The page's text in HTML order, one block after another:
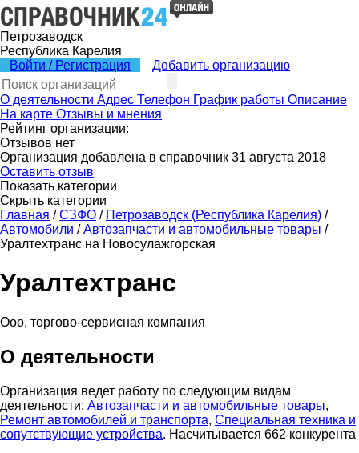
Петрозаводск
Республика Карелия
Войти / Регистрация
Добавить организацию
О деятельности Адрес Телефон График работы Описание
На карте Отзывы и мнения
Рейтинг организации:
Отзывов нет
Организация добавлена в справочник 31 августа 2018
Оставить отзыв
Показать категории
Скрыть категории
Главная / СЗФО / Петрозаводск (Республика Карелия) /
Автомобили / Автозапчасти и автомобильные товары /
Уралтехтранс на Новосулажгорская
Уралтехтранс
Ооо, торгово-сервисная компания
О деятельности
Организация ведет работу по следующим видам
деятельности: Автозапчасти и автомобильные товары,
Ремонт автомобилей и транспорта, Специальная техника и
сопутствующие устройства. Насчитывается 662 конкурента